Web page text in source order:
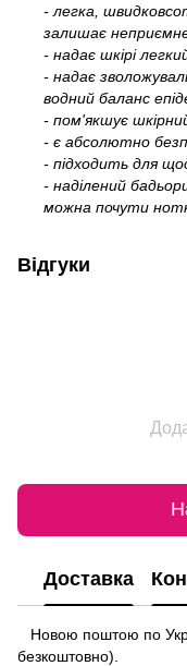
- легка,
залишає
- надає шкірі
- надає
водний баланс
- пом'якшує
- є абсолютно
- підходить для
- наділений
можна почути
Відгуки
Доставка
Новою поштою по
безкоштовно).